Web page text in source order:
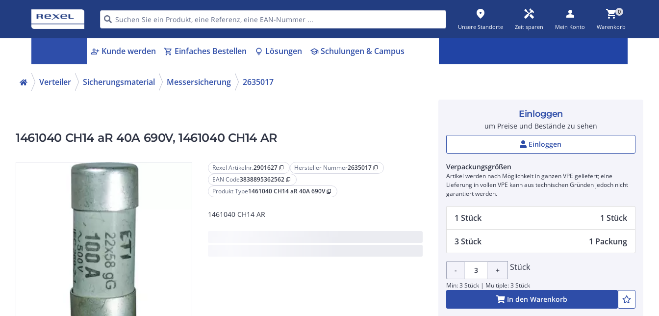
place
Unsere Standorte
handyman
Zeit sparen
person
Mein Konto
shopping_cart0
Warenkorb
person_add Kunde werden shopping_cart Einfaches Bestellen lightbulb Lösungen schoolSchulungen & Campus
Verteiler Sicherungsmaterial Messersicherung 2635017
1461040 CH14 aR 40A 690V, 1461040 CH14 AR
Rexel Artikelnr.2901627 content_copy Hersteller Nummer2635017 content_copy
EAN Code3838895362562 content_copy
Produkt Type1461040 CH14 aR 40A 690V content_copy
1461040 CH14 AR
Einloggen
um Preise und Bestände zu sehen
Einloggen
Verpackungsgrößen
Artikel werden nach Möglichkeit in ganzen VPE geliefert; eine
Lieferung in vollen VPE kann aus technischen Gründen jedoch nicht
garantiert werden.
1 Stück 1 Stück
3 Stück 1 Packung
- + Stück
Min: 3 Stück | Multiple: 3 Stück
In den Warenkorb